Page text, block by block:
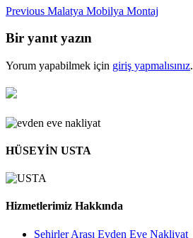
Previous Malatya Mobilya Montaj
Bir yanıt yazın
Yorum yapabilmek için giriş yapmalısınız.
HÜSEYİN USTA
Hizmetlerimiz Hakkında
Şehirler Arası Evden Eve Nakliyat